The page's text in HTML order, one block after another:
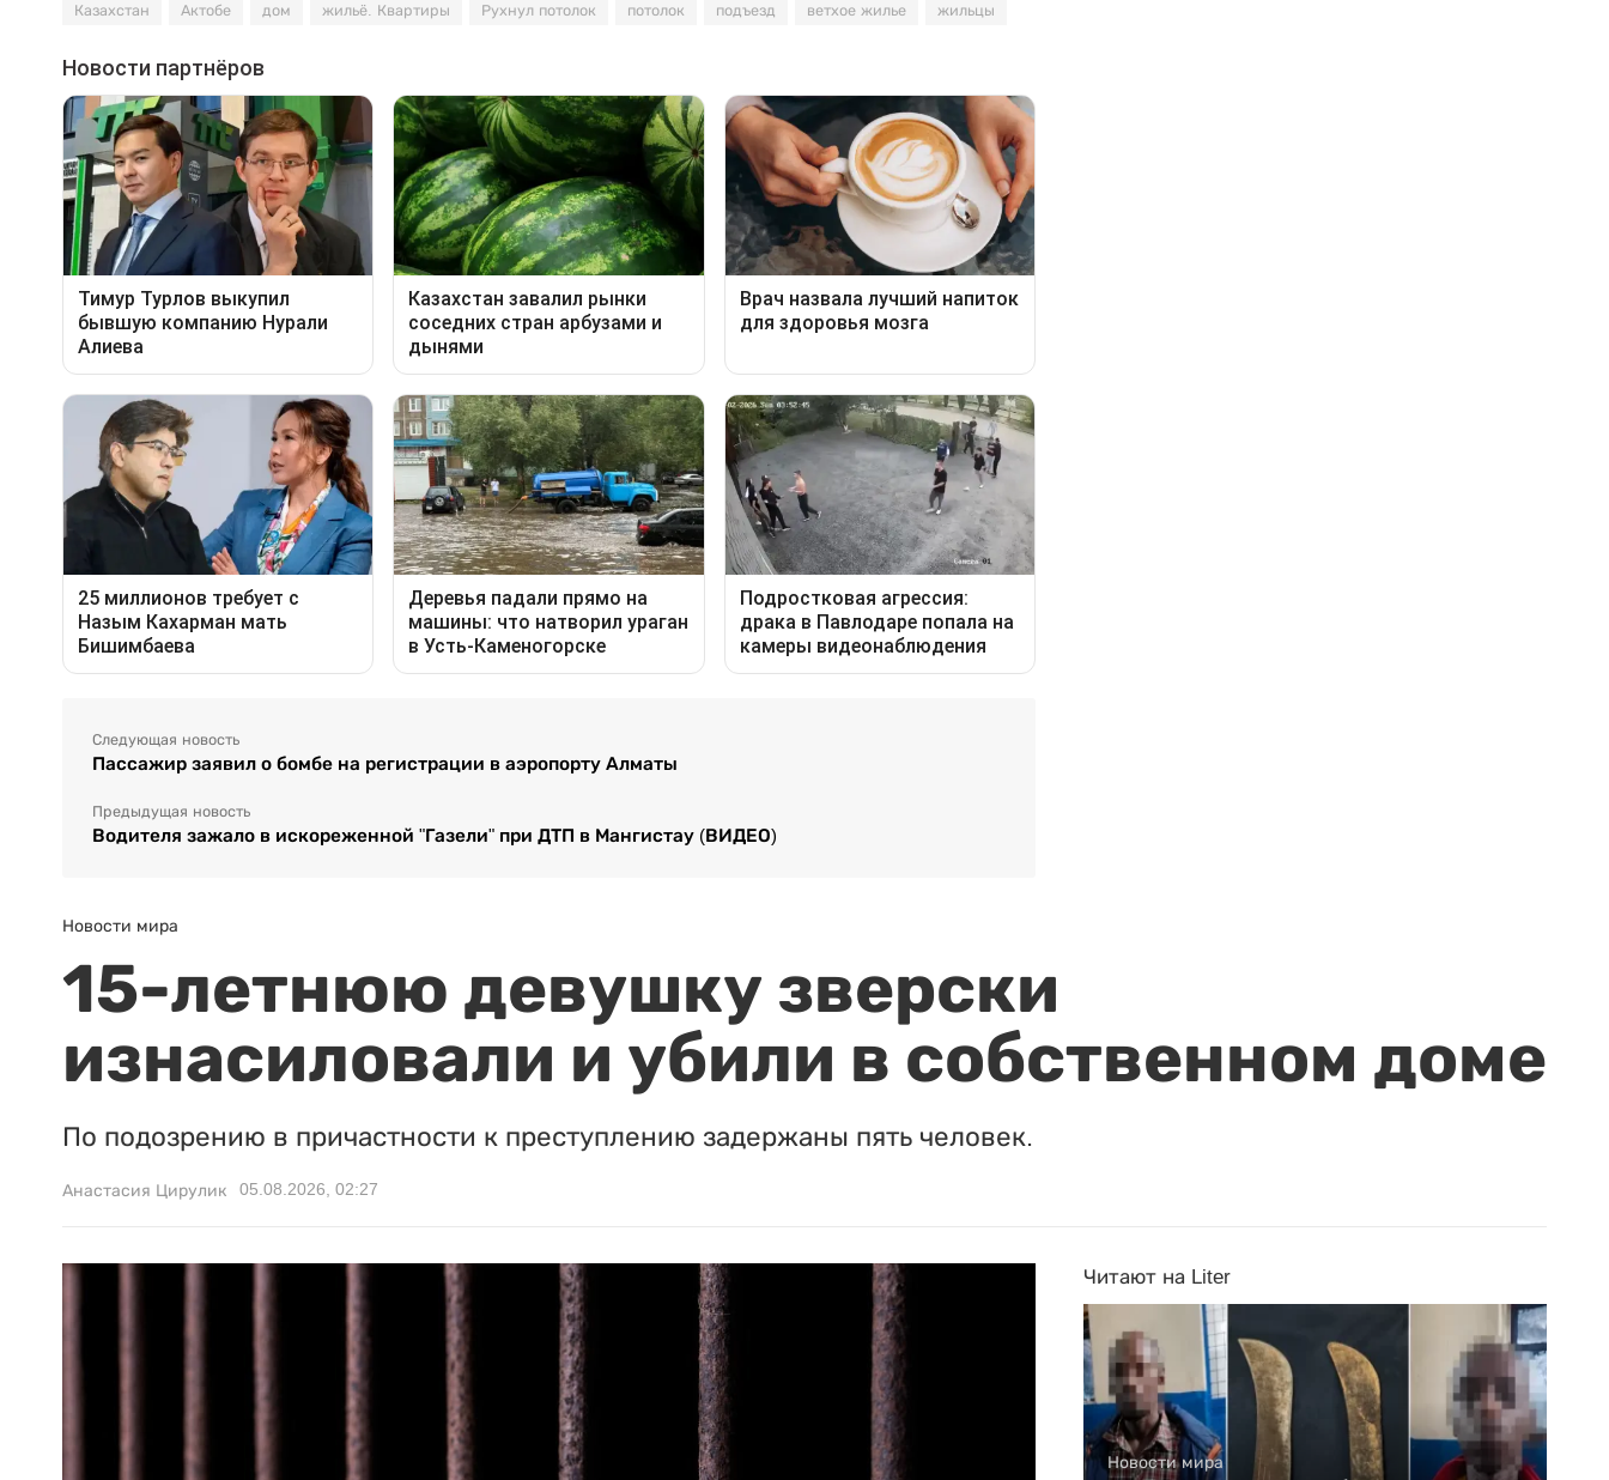
Казахстан Актобе дом жильё. Квартиры Рухнул потолок потолок подъезд ветхое жилье жильцы
Следующая новость
Пассажир заявил о бомбе на регистрации в аэропорту Алматы
Предыдущая новость
Водителя зажало в искореженной "Газели" при ДТП в Мангистау (ВИДЕО)
Новости мира
15-летнюю девушку зверски
изнасиловали и убили в собственном доме
По подозрению в причастности к преступлению задержаны пять человек.
Анастасия Цирулик 05.08.2026, 02:27
Читают на Liter
Новости мира